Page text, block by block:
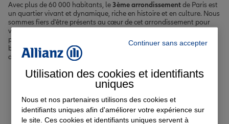
Avec plus de 60 000 habitants, le3ème arrondissementde Paris est
un quartier vivant et dynamique, riche en histoire et en culture. Nous
sommes fiers d'être présents au cœur de cet arrondissement pour
vous offrir un service de proximité et un accompagnement
personnalisé. Nos agents sont à votre écoute pour comprendre vos
besoins spécifiques et vous proposer les meilleures solutions
d'
assurance à Paris 3ème
Votre assurance auto, moto
ou scooter à Paris 3ème
Continuer sans accepter
Utilisation des cookies et identifiants
uniques
Nous et nos partenaires utilisons des cookies et
identifiants uniques afin d'améliorer votre expérience sur
le site. Ces cookies et identifiants uniques servent à